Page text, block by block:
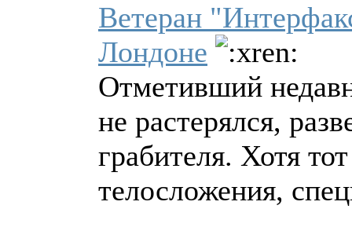
Ветеран
Лондоне
Отметивший
не растерялся,
грабителя. Хотя
телосложения,